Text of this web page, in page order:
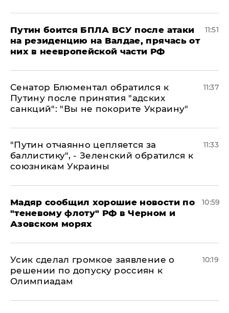
Путин боится БПЛА ВСУ после атаки
на резиденцию на Валдае, прячась от
них в неевропейской части РФ
11:51
Сенатор Блюментал обратился к
Путину после принятия "адских
санкций": "Вы не покорите Украину"
11:37
"Путин отчаянно цепляется за
баллистику", - Зеленский обратился к
союзникам Украины
11:33
Мадяр сообщил хорошие новости по
"теневому флоту" РФ в Черном и
Азовском морях
10:59
Усик сделал громкое заявление о
решении по допуску россиян к
Олимпиадам
10:19